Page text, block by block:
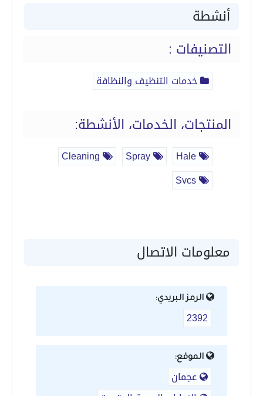
أنشطة
التصنيفات :
خدمات التنظيف والنظافة
المنتجات، الخدمات، الأنشطة:
معلومات الاتصال
الرمز البريدي:
2392
الموقع:
عجمان